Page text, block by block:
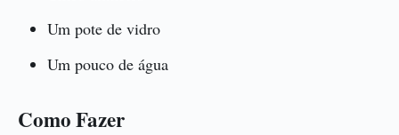
Um pote de vidro
Um pouco de água
Como Fazer